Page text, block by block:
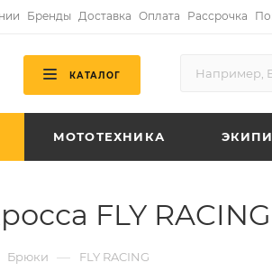
Бренды Доставка Оплата Рассрочка
КАТАЛОГ
МОТОТЕХНИКА
FLY RACING
Брюки — FLY RACING